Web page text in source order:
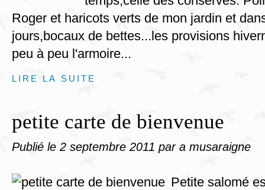
Roger et haricots verts de mon jardin et
jours,bocaux de bettes...les provisions
peu à peu l'armoire...
LIRE LA SUITE
petite carte de bienvenue
Publié le 2 septembre 2011 par a musaraigne
Petite salomé